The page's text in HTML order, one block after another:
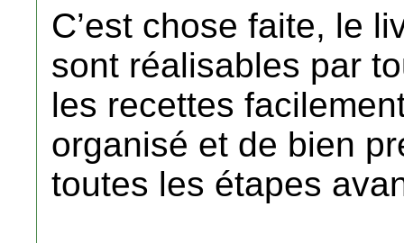
C’est chose faite, le
sont réalisables par
les recettes
organisé et de bien
toutes les étapes